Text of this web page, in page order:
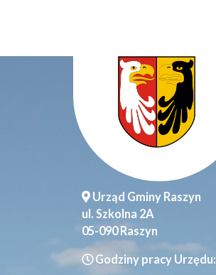
Urząd Gminy Raszyn
ul. Szkolna 2A
05-090 Raszyn
Godziny pracy Urzędu: